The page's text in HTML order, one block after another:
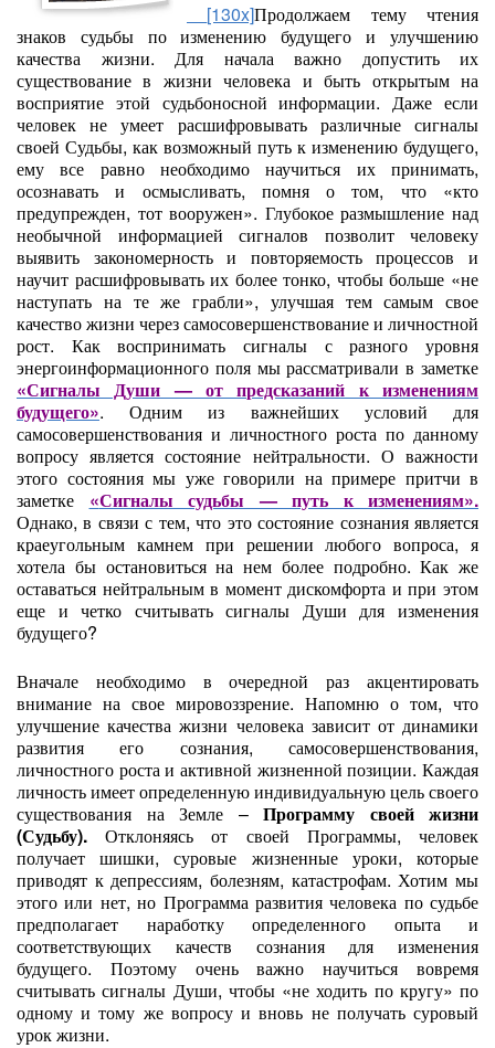
[130x]Продолжаем тему чтения
знаков судьбы по изменению будущего и улучшению
качества жизни. Для начала важно допустить их
существование в жизни человека и быть открытым на
восприятие этой судьбоносной информации. Даже если
человек не умеет расшифровывать различные сигналы
своей Судьбы, как возможный путь к изменению будущего,
ему все равно необходимо научиться их принимать,
осознавать и осмысливать, помня о том, что «кто
предупрежден, тот вооружен». Глубокое размышление над
необычной информацией сигналов позволит человеку
выявить закономерность и повторяемость процессов и
научит расшифровывать их более тонко, чтобы больше «не
наступать на те же грабли», улучшая тем самым свое
качество жизни через самосовершенствование и личностной
рост. Как воспринимать сигналы с разного уровня
энергоинформационного поля мы рассматривали в заметке
«Сигналы Души — от предсказаний к изменениям
будущего». Одним из важнейших условий для
самосовершенствования и личностного роста по данному
вопросу является состояние нейтральности. О важности
этого состояния мы уже говорили на примере притчи в
заметке «Сигналы судьбы — путь к изменениям».
Однако, в связи с тем, что это состояние сознания является
краеугольным камнем при решении любого вопроса, я
хотела бы остановиться на нем более подробно. Как же
оставаться нейтральным в момент дискомфорта и при этом
еще и четко считывать сигналы Души для изменения
будущего?
Вначале необходимо в очередной раз акцентировать
внимание на свое мировоззрение. Напомню о том, что
улучшение качества жизни человека зависит от динамики
развития его сознания, самосовершенствования,
личностного роста и активной жизненной позиции. Каждая
личность имеет определенную индивидуальную цель своего
существования на Земле – Программу своей жизни
(Судьбу). Отклоняясь от своей Программы, человек
получает шишки, суровые жизненные уроки, которые
приводят к депрессиям, болезням, катастрофам. Хотим мы
этого или нет, но Программа развития человека по судьбе
предполагает наработку определенного опыта и
соответствующих качеств сознания для изменения
будущего. Поэтому очень важно научиться вовремя
считывать сигналы Души, чтобы «не ходить по кругу» по
одному и тому же вопросу и вновь не получать суровый
урок жизни.